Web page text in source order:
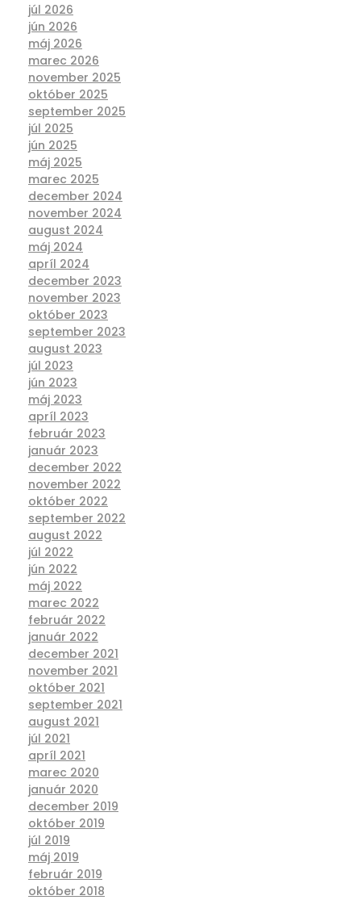
júl 2026
jún 2026
máj 2026
marec 2026
november 2025
október 2025
september 2025
júl 2025
jún 2025
máj 2025
marec 2025
december 2024
november 2024
august 2024
máj 2024
apríl 2024
december 2023
november 2023
október 2023
september 2023
august 2023
júl 2023
jún 2023
máj 2023
apríl 2023
február 2023
január 2023
december 2022
november 2022
október 2022
september 2022
august 2022
júl 2022
jún 2022
máj 2022
marec 2022
február 2022
január 2022
december 2021
november 2021
október 2021
september 2021
august 2021
júl 2021
apríl 2021
marec 2020
január 2020
december 2019
október 2019
júl 2019
máj 2019
február 2019
október 2018